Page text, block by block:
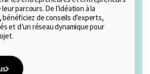
parcours. De l’idéation à la
de conseils d’experts,
et d’un réseau dynamique pour